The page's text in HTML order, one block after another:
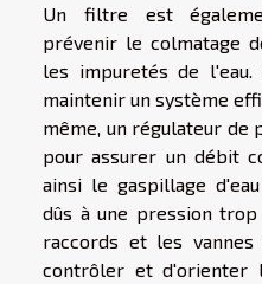
Un filtre est
prévenir le colmatage
les impuretés de
maintenir un système
même, un régulateur de
pour assurer un débit
ainsi le gaspillage
dûs à une pression
raccords et les
contrôler et d'orienter